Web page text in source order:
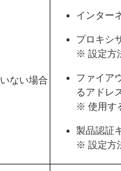
ない場合
インター
プロキシ
※ 設定方
ファイア
るアドレ
※ 使用す
製品認証
※ 設定方